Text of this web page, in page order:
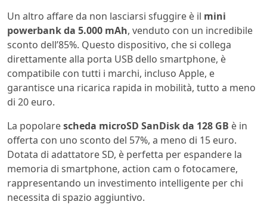
Un altro affare da non lasciarsi sfuggire è il mini
powerbank da 5.000 mAh, venduto con un incredibile
sconto dell’85%. Questo dispositivo, che si collega
direttamente alla porta USB dello smartphone, è
compatibile con tutti i marchi, incluso Apple, e
garantisce una ricarica rapida in mobilità, tutto a meno
di 20 euro.
La popolarescheda microSD SanDisk da 128 GB è in
offerta con uno sconto del 57%, a meno di 15 euro.
Dotata di adattatore SD, è perfetta per espandere la
memoria di smartphone, action cam o fotocamere,
rappresentando un investimento intelligente per chi
necessita di spazio aggiuntivo.